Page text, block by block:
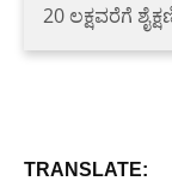
20 ಲಕ್ಷವರೆಗೆ
TRANSLATE: